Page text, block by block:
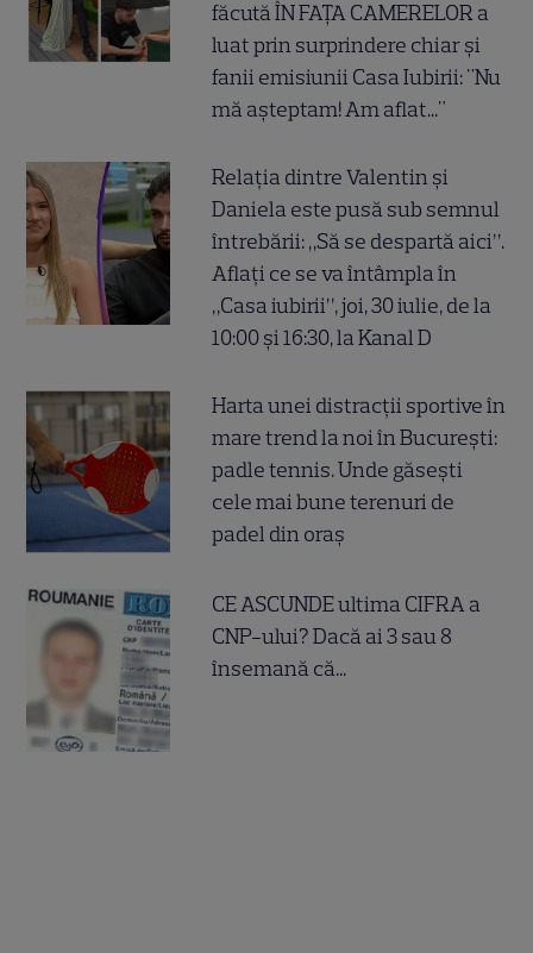
făcută ÎN FAȚA CAMERELOR a
luat prin surprindere chiar și
fanii emisiunii Casa Iubirii: "Nu
mă așteptam! Am aflat..."
Relația dintre Valentin și
Daniela este pusă sub semnul
întrebării: „Să se despartă aici”.
Aflați ce se va întâmpla în
„Casa iubirii”, joi, 30 iulie, de la
10:00 și 16:30, la Kanal D
Harta unei distracții sportive în
mare trend la noi în București:
padle tennis. Unde găsești
cele mai bune terenuri de
padel din oraș
CE ASCUNDE ultima CIFRA a
CNP-ului? Dacă ai 3 sau 8
însemană că...